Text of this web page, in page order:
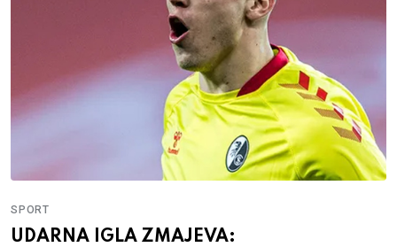
SPORT
UDARNA IGLA ZMAJEVA: